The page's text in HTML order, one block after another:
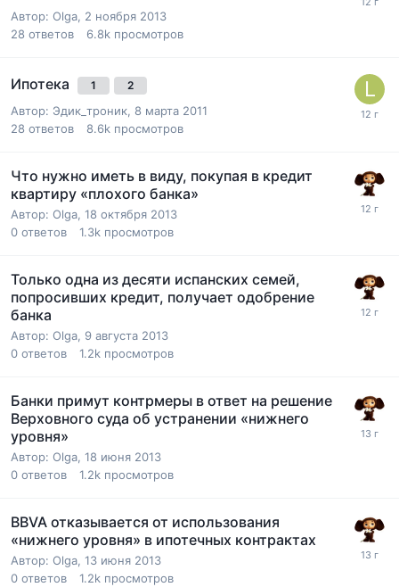
Автор: Olga, 2 ноября 2013
28 ответов 6.8k просмотров
Ипотека 1 2
Автор: Эдик_троник, 8 марта 2011
28 ответов 8.6k просмотров
Что нужно иметь в виду, покупая в кредит
квартиру «плохого банка»
Автор: Olga, 18 октября 2013
0 ответов 1.3k просмотров
Только одна из десяти испанских семей,
попросивших кредит, получает одобрение
банка
Автор: Olga, 9 августа 2013
0 ответов 1.2k просмотров
Банки примут контрмеры в ответ на решение
Верховного суда об устранении «нижнего
уровня»
Автор: Olga, 18 июня 2013
0 ответов 1.2k просмотров
BBVA отказывается от использования
«нижнего уровня» в ипотечных контрактах
Автор: Olga, 13 июня 2013
0 ответов 1.2k просмотров